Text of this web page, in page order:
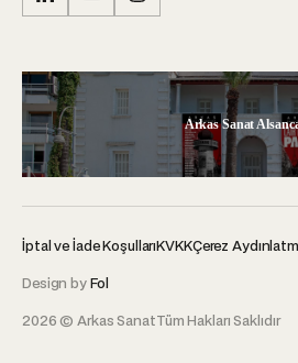
Arkas Sanat
2026 © Arkas SanatTüm Hakları Saklıdır
İptal ve İade KoşullarıKVKKÇerez
Design byFol